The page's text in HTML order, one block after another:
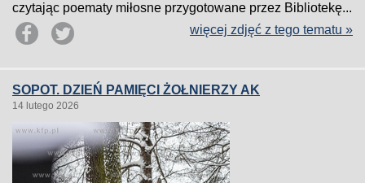
czytając poematy miłosne przygotowane przez Bibliotekę...
więcej zdjęć z tego tematu »
SOPOT. DZIEŃ PAMIĘCI ŻOŁNIERZY AK
14 lutego 2026